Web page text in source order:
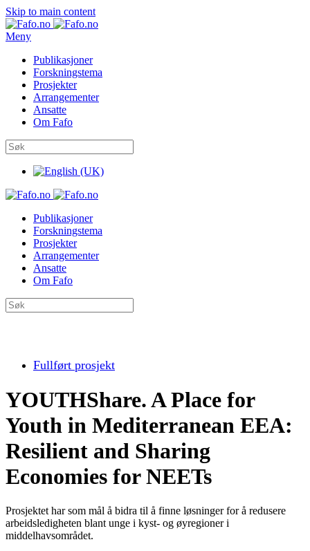
Skip to main content
Meny
Publikasjoner
Forskningstema
Prosjekter
Arrangementer
Ansatte
Om Fafo
Publikasjoner
Forskningstema
Prosjekter
Arrangementer
Ansatte
Om Fafo
Fullført prosjekt
YOUTHShare. A Place for
Youth in Mediterranean EEA:
Resilient and Sharing
Economies for NEETs
Prosjektet har som mål å bidra til å finne løsninger for å redusere
arbeidsledigheten blant unge i kyst- og øyregioner i
middelhavsområdet.